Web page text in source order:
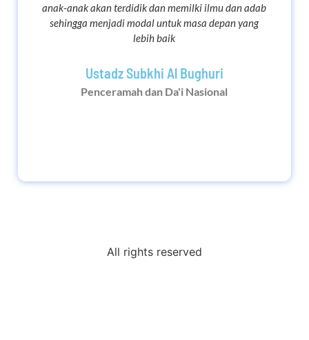
anak-anak akan terdidik dan memilki ilmu dan adab
sehingga menjadi modal untuk masa depan yang
lebih baik
Ustadz Subkhi Al Bughuri
Penceramah dan Da'i Nasional
All rights reserved